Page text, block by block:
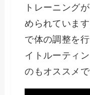
トレーニング
められていま
で体の調整を
イトルーティ
のもオススメで